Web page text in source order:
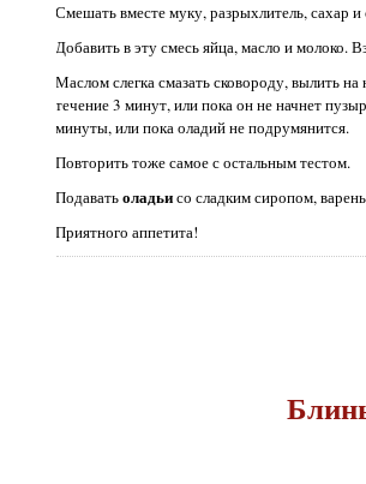
Смешать вместе муку, разрыхлитель, сахар и
Добавить в эту смесь яйца, масло и молоко.
Маслом слегка смазать сковороду, вылить
течение 3 минут, или пока он не начнет
минуты, или пока оладий не подрумянится.
Повторить тоже самое с остальным тестом.
Подаватьоладьисо сладким сиропом,
Приятного аппетита!